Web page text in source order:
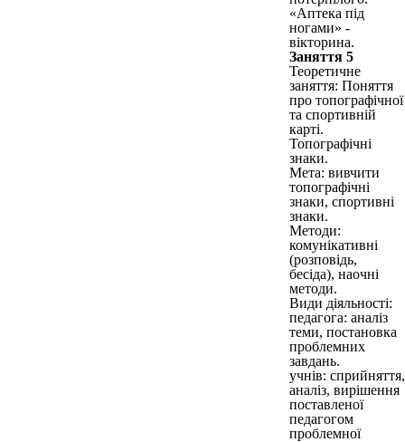
«Аптека під
ногами» -
вікторина.
Заняття 5
Теоретичне
заняття: Поняття
про топографічної
та спортивній
карті.
Топографічні
знаки.
Мета: вивчити
топографічні
знаки, спортивні
знаки.
Методи:
комунікативні
(розповідь,
бесіда), наочні
методи.
Види діяльності:
педагога: аналіз
теми, постановка
проблемних
завдань.
учнів: сприйняття,
аналіз, вирішення
поставленої
педагогом
проблемної